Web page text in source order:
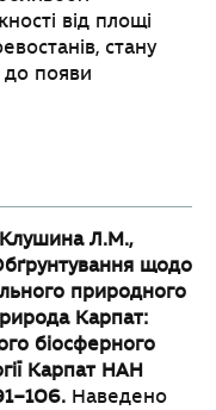
від площі
стану
появи
Л.М.,
щодо
природного
Карпат:
біосферного
Карпат НАН
Наведено